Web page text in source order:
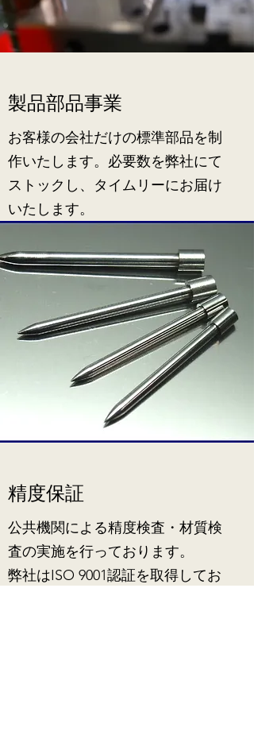
製品部品事業
​​お客様の会社だけの標準部品を制
作いたします。必要数を弊社にて
ストックし、タイムリーにお届け
いたします。
精度保証
公共機関による精度検査・材質検
査の実施を行っております。
弊社はISO 9001認証を取得してお